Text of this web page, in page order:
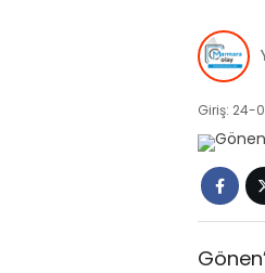
Giriş: 24-